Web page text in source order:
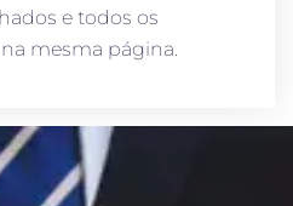
e todos os
mesma página.